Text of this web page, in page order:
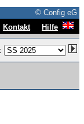
© Config eG
Kontakt Hilfe